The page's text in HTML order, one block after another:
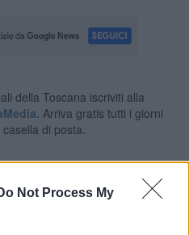
Not Process My
della Toscana iscriviti alla
Arriva gratis tutti i giorni
di posta.
Santoro